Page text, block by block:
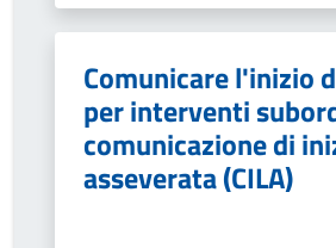
Comunicare l'inizio
per interventi
comunicazione di
asseverata (CILA)